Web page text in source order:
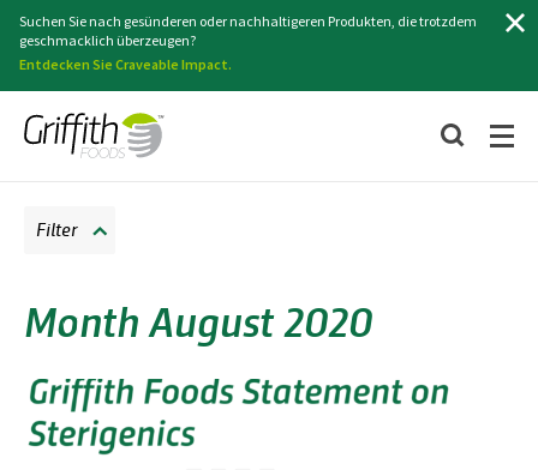
Suchen Sie nach gesünderen oder nachhaltigeren Produkten, die trotzdem
geschmacklich überzeugen?
Entdecken Sie Craveable Impact.
Month August 2020
Filter